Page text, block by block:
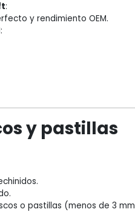
:
y rendimiento OEM.
:
y pastillas
o pastillas (menos de 3 mm